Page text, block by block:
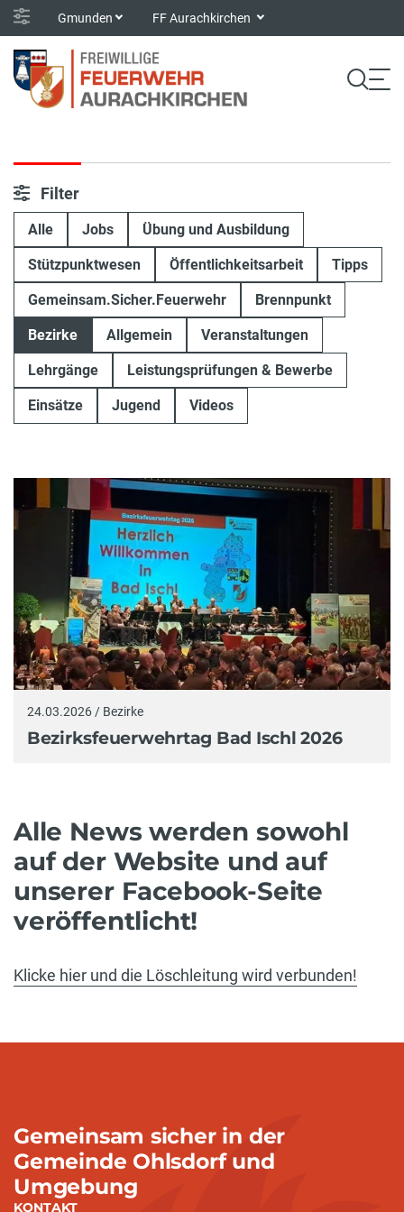
Gmunden FF Aurachkirchen
Filter
Alle Jobs Übung und Ausbildung
Stützpunktwesen Öffentlichkeitsarbeit Tipps
Gemeinsam.Sicher.Feuerwehr Brennpunkt
Bezirke Allgemein Veranstaltungen
Lehrgänge Leistungsprüfungen & Bewerbe
Einsätze Jugend Videos
24.03.2026 / Bezirke
Bezirksfeuerwehrtag Bad Ischl 2026
Alle News werden sowohl
auf der Website und auf
unserer Facebook-Seite
veröffentlicht!
Klicke hier und die Löschleitung wird verbunden!
Gemeinsam sicher in der
Gemeinde Ohlsdorf und
Umgebung
KONTAKT